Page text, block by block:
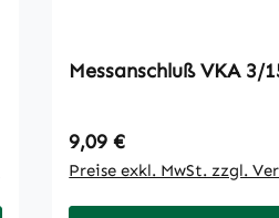
Messanschluß
Regulärer Preis:
9,09 €
Preise exkl. MwSt. zzgl.